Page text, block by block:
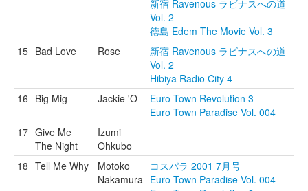
新宿 Ravenous ラビナスへの道
Vol. 2
徳島 Edem The Movie Vol. 3
15 Bad Love Rose
新宿 Ravenous ラビナスへの道
Vol. 2
Hibiya Radio City 4
16 Big Mig Jackie 'O
Euro Town Revolution 3
Euro Town Paradise Vol. 004
17 Give Me
The Night
Izumi
Ohkubo
18 Tell Me Why
Motoko
Nakamura
コスパラ 2001 7月号
Euro Town Paradise Vol. 004